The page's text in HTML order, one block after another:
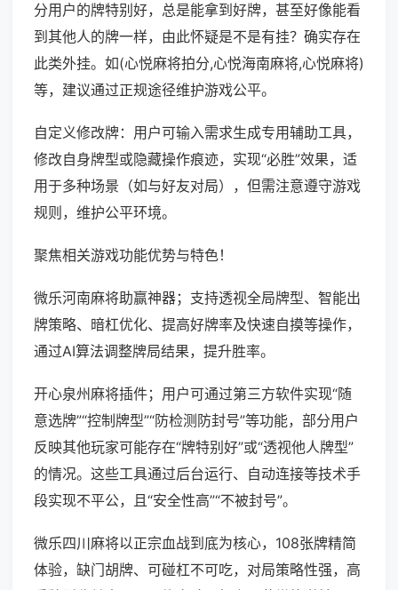
分用户的牌特别好，总是能拿到好牌，甚至好像能看
到其他人的牌一样，由此怀疑是不是有挂？确实存在
此类外挂。如(心悦麻将拍分,心悦海南麻将,心悦麻将)
等，建议通过正规途径维护游戏公平。
自定义修改牌：用户可输入需求生成专用辅助工具，
修改自身牌型或隐藏操作痕迹，实现“必胜”效果，适
用于多种场景（如与好友对局），但需注意遵守游戏
规则，维护公平环境。
聚焦相关游戏功能优势与特色！
微乐河南麻将助赢神器；支持透视全局牌型、智能出
牌策略、暗杠优化、提高好牌率及快速自摸等操作，
通过AI算法调整牌局结果，提升胜率。
开心泉州麻将插件；用户可通过第三方软件实现“随
意选牌”“控制牌型”“防检测防封号”等功能，部分用户
反映其他玩家可能存在“牌特别好”或“透视他人牌型”
的情况。这些工具通过后台运行、自动连接等技术手
段实现不平公，且“安全性高”“不被封号”。
微乐四川麻将以正宗血战到底为核心，108张牌精简
体验，缺门胡牌、可碰杠不可吃，对局策略性强，高